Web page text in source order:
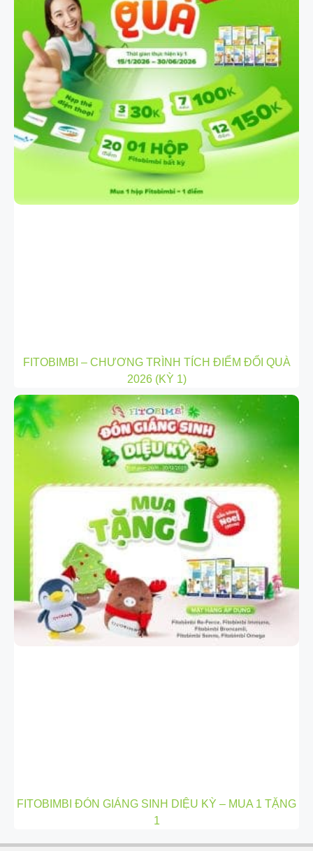
FITOBIMBI – CHƯƠNG TRÌNH TÍCH ĐIỂM ĐỔI QUÀ
2026 (KỲ 1)
FITOBIMBI ĐÓN GIÁNG SINH DIỆU KỲ – MUA 1 TẶNG
1